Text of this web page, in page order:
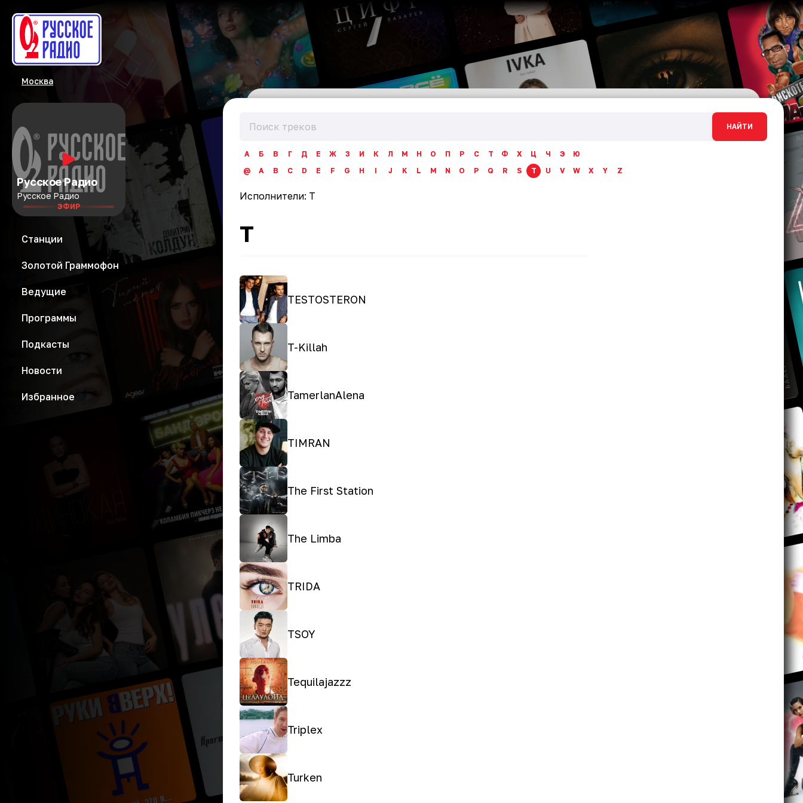
Москва
Русское Радио
Русское Радио
ЭФИР
Станции
Золотой Граммофон
Ведущие
Программы
Подкасты
Новости
Избранное
НАЙТИ
А Б В Г Д Е Ж З И К Л М Н О П Р С Т Ф Х Ц Ч Э
Ю
@
A B C D E F G H I J K L M N O P Q R S T U V W X Y Z
Исполнители: T
T
TESTOSTERON
T-Killah
TamerlanAlena
TIMRAN
The First Station
The Limba
TRIDA
TSOY
Tequilajazzz
Triplex
Turken